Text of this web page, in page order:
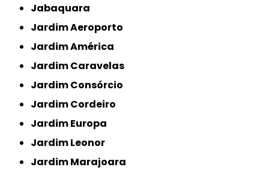
Jabaquara
Jardim Aeroporto
Jardim América
Jardim Caravelas
Jardim Consórcio
Jardim Cordeiro
Jardim Europa
Jardim Leonor
Jardim Marajoara